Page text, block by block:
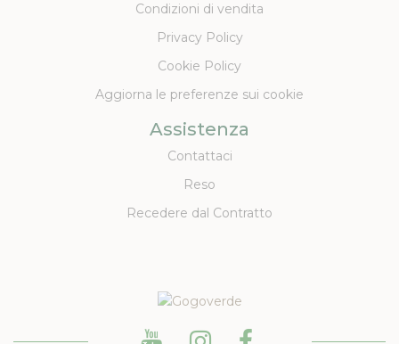
Condizioni di vendita
Privacy Policy
Cookie Policy
Aggiorna le preferenze sui cookie
Assistenza
Contattaci
Reso
Recedere dal Contratto